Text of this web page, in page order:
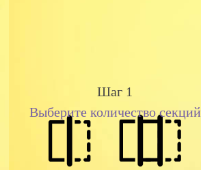
Шаг 1
Выберите количество секций